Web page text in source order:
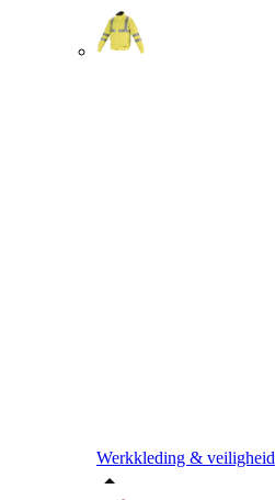
Werkkleding & veiligheid